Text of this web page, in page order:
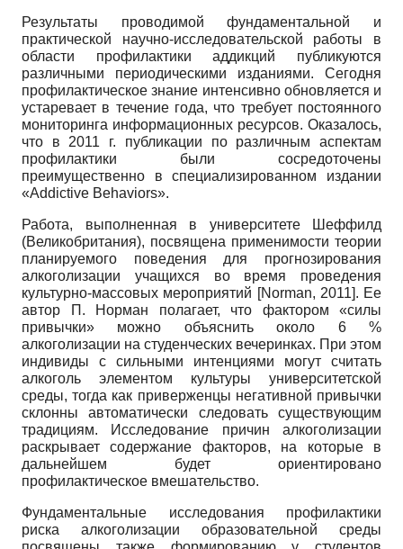
Результаты проводимой фундаментальной и
практической научно-исследовательской работы в
области профилактики аддикций публикуются
различными периодическими изданиями. Сегодня
профилактическое знание интенсивно обновляется и
устаревает в течение года, что требует постоянного
мониторинга информационных ресурсов. Оказалось,
что в 2011 г. публикации по различным аспектам
профилактики были сосредоточены
преимущественно в специализированном издании
«Addictive Behaviors».
Работа, выполненная в университете Шеффилд
(Великобритания), посвящена применимости теории
планируемого поведения для прогнозирования
алкоголизации учащихся во время проведения
культурно-массовых мероприятий [Norman, 2011]. Ее
автор П. Норман полагает, что фактором «силы
привычки» можно объяснить около 6 %
алкоголизации на студенческих вечеринках. При этом
индивиды с сильными интенциями могут считать
алкоголь элементом культуры университетской
среды, тогда как приверженцы негативной привычки
склонны автоматически следовать существующим
традициям. Исследование причин алкоголизации
раскрывает содержание факторов, на которые в
дальнейшем будет ориентировано
профилактическое вмешательство.
Фундаментальные исследования профилактики
риска алкоголизации образовательной среды